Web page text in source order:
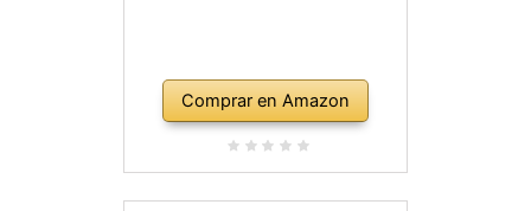
Comprar en Amazon